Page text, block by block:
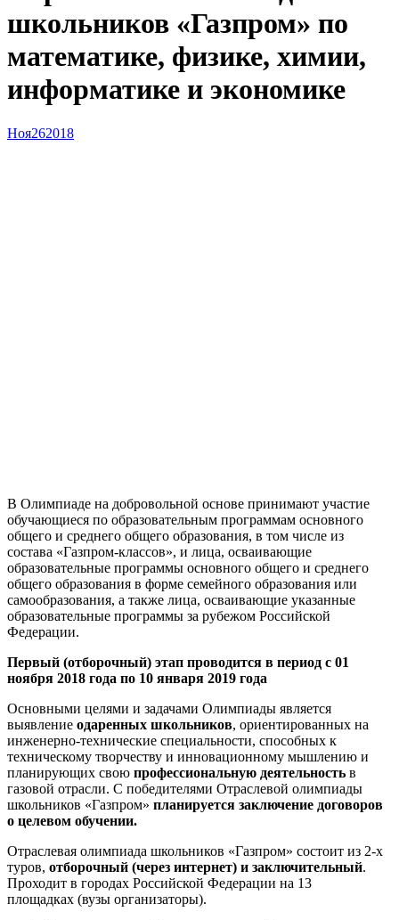
школьников «Газпром» по
математике, физике, химии,
информатике и экономике
Ноя262018
В Олимпиаде на добровольной основе принимают участие
обучающиеся по образовательным программам основного
общего и среднего общего образования, в том числе из
состава «Газпром-классов», и лица, осваивающие
образовательные программы основного общего и среднего
общего образования в форме семейного образования или
самообразования, а также лица, осваивающие указанные
образовательные программы за рубежом Российской
Федерации.
Первый (отборочный) этап проводится в период с 01
ноября 2018 года по 10 января 2019 года
Основными целями и задачами Олимпиады является
выявление одаренных школьников, ориентированных на
инженерно-технические специальности, способных к
техническому творчеству и инновационному мышлению и
планирующих свою профессиональную деятельность в
газовой отрасли. С победителями Отраслевой олимпиады
школьников «Газпром» планируется заключение договоров
о целевом обучении.
Отраслевая олимпиада школьников «Газпром» состоит из 2-х
туров, отборочный (через интернет) и заключительный.
Проходит в городах Российской Федерации на 13
площадках (вузы организаторы).